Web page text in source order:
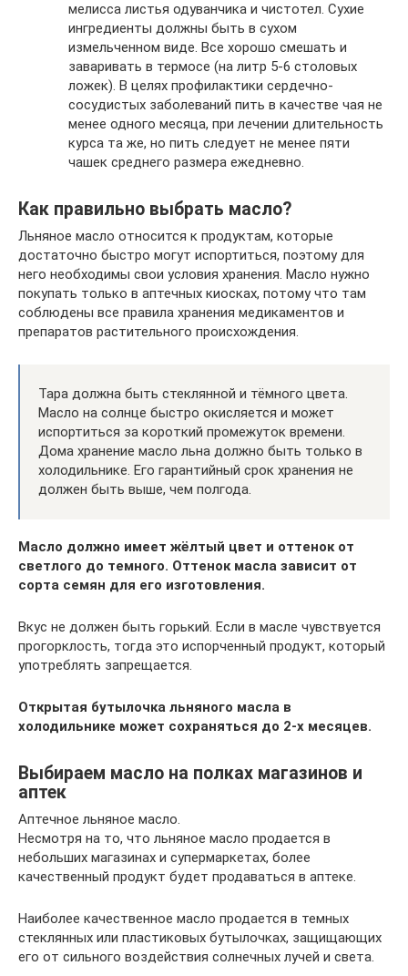
мелисса листья одуванчика и чистотел. Сухие
ингредиенты должны быть в сухом
измельченном виде. Все хорошо смешать и
заваривать в термосе (на литр 5-6 столовых
ложек). В целях профилактики сердечно-
сосудистых заболеваний пить в качестве чая не
менее одного месяца, при лечении длительность
курса та же, но пить следует не менее пяти
чашек среднего размера ежедневно.
Как правильно выбрать масло?
Льняное масло относится к продуктам, которые
достаточно быстро могут испортиться, поэтому для
него необходимы свои условия хранения. Масло нужно
покупать только в аптечных киосках, потому что там
соблюдены все правила хранения медикаментов и
препаратов растительного происхождения.
Тара должна быть стеклянной и тёмного цвета.
Масло на солнце быстро окисляется и может
испортиться за короткий промежуток времени.
Дома хранение масло льна должно быть только в
холодильнике. Его гарантийный срок хранения не
должен быть выше, чем полгода.
Масло должно имеет жёлтый цвет и оттенок от
светлого до темного. Оттенок масла зависит от
сорта семян для его изготовления.
Вкус не должен быть горький. Если в масле чувствуется
прогорклость, тогда это испорченный продукт, который
употреблять запрещается.
Открытая бутылочка льняного масла в
холодильнике может сохраняться до 2-х месяцев.
Выбираем масло на полках магазинов и
аптек
Аптечное льняное масло.
Несмотря на то, что льняное масло продается в
небольших магазинах и супермаркетах, более
качественный продукт будет продаваться в аптеке.
Наиболее качественное масло продается в темных
стеклянных или пластиковых бутылочках, защищающих
его от сильного воздействия солнечных лучей и света.